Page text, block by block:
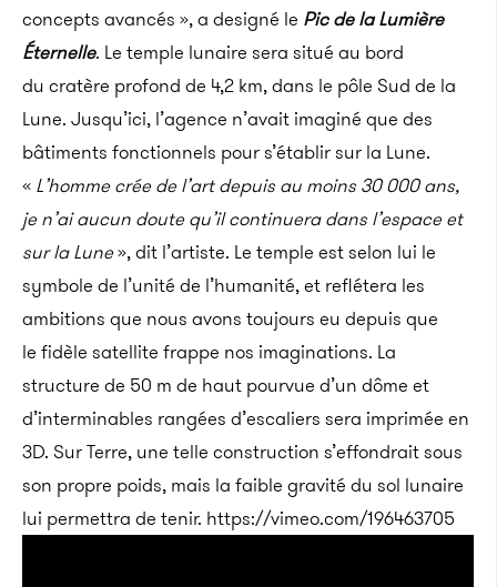
concepts avancés », a designé le Pic de la Lumière
Éternelle. Le temple lunaire sera situé au bord
du cratère profond de 4,2 km, dans le pôle Sud de la
Lune. Jusqu’ici, l’agence n’avait imaginé que des
bâtiments fonctionnels pour s’établir sur la Lune.
« L’homme crée de l’art depuis au moins 30 000 ans,
je n’ai aucun doute qu’il continuera dans l’espace et
sur la Lune», dit l’artiste. Le temple est selon lui le
symbole de l’unité de l’humanité, et reflétera les
ambitions que nous avons toujours eu depuis que
le fidèle satellite frappe nos imaginations. La
structure de 50 m de haut pourvue d’un dôme et
d’interminables rangées d’escaliers sera imprimée en
3D. Sur Terre, une telle construction s’effondrait sous
son propre poids, mais la faible gravité du sol lunaire
lui permettra de tenir. https://vimeo.com/196463705